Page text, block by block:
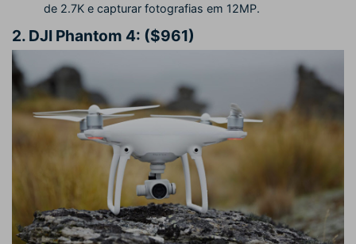
de 2.7K e capturar fotografias em 12MP.
2. DJI Phantom 4: ($961)